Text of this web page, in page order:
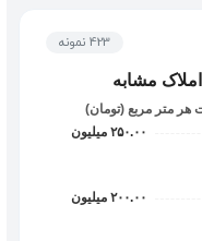
423 نمونه